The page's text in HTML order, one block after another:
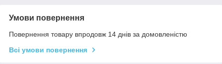
Умови повернення
Повернення товару впродовж 14 днів за домовленістю
Всі умови повернення